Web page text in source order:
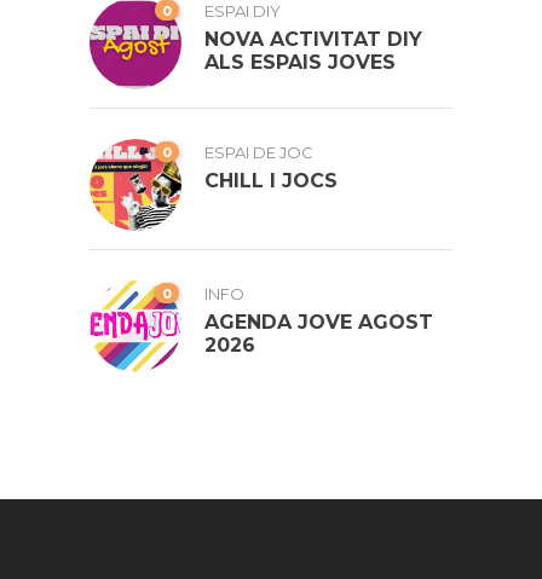
0 ESPAI DIY
NOVA ACTIVITAT DIY
ALS ESPAIS JOVES
0 ESPAI DE JOC
CHILL I JOCS
0 INFO
AGENDA JOVE AGOST
2026